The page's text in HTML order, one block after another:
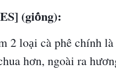
(giống):
2 loại càphê chính là
hơn, ngoài ra hươ